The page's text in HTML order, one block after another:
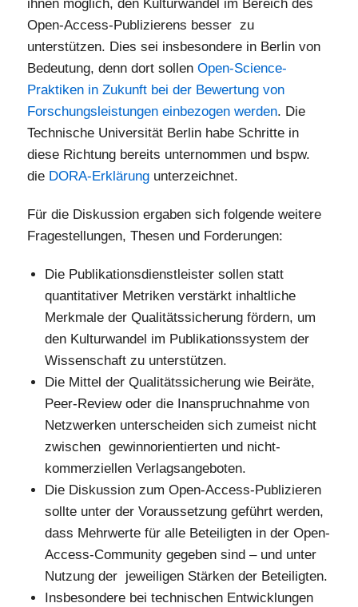
ihnen möglich, den Kulturwandel im Bereich des
Open-Access-Publizierens besser zu
unterstützen. Dies sei insbesondere in Berlin von
Bedeutung, denn dort sollenOpen-Science-
Praktiken in Zukunft bei der Bewertung von
Forschungsleistungen einbezogen werden. Die
Technische Universität Berlin habe Schritte in
diese Richtung bereits unternommen und bspw.
die DORA-Erklärung unterzeichnet.
Für die Diskussion ergaben sich folgende weitere
Fragestellungen, Thesen und Forderungen:
Die Publikationsdienstleister sollen statt
quantitativer Metriken verstärkt inhaltliche
Merkmale der Qualitätssicherung fördern, um
den Kulturwandel im Publikationssystem der
Wissenschaft zu unterstützen.
Die Mittel der Qualitätssicherung wie Beiräte,
Peer-Review oder die Inanspruchnahme von
Netzwerken unterscheiden sich zumeist nicht
zwischen gewinnorientierten und nicht-
kommerziellen Verlagsangeboten.
Die Diskussion zum Open-Access-Publizieren
sollte unter der Voraussetzung geführt werden,
dass Mehrwerte für alle Beteiligten in der Open-
Access-Community gegeben sind – und unter
Nutzung der jeweiligen Stärken der Beteiligten.
Insbesondere bei technischen Entwicklungen